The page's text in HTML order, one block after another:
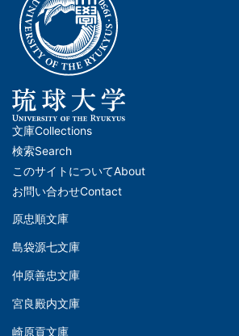
メ
イ
ン
ナ
ビ
ー
シ
ョ
文庫Collections
検索Search
このサイトについてAbout
お問い合わせContact
文
(Left)
原忠順文庫
島袋源七文庫
仲原善忠文庫
文
宮良殿内文庫
崎原貢文庫